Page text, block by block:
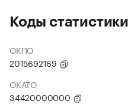
Коды статистики
ОКПО
2015692169
ОКАТО
34420000000